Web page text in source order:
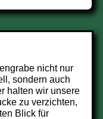
nicht nur
sondern auch
halten wir unsere
zu verzichten,
Blick für